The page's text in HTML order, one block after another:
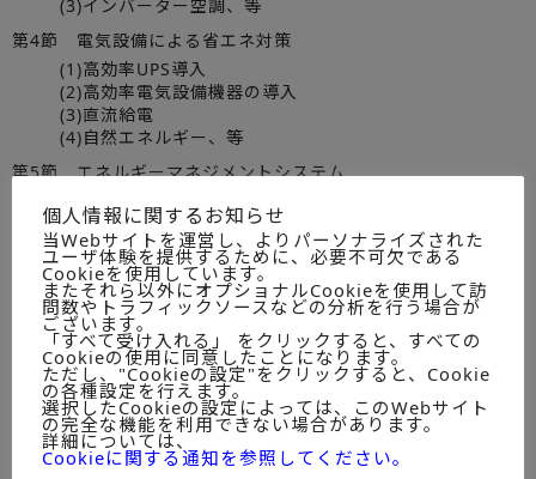
(3)インバーター空調、等
第4節 電気設備による省エネ対策
(1)高効率UPS導入
(2)高効率電気設備機器の導入
(3)直流給電
(4)自然エネルギー、等
第5節 エネルギーマネジメントシステム
(1)RACK内、マシンルームの電流、温度監視
(2)エネルギーマネジメント・ソフトの活用
(3)三次元温度分布計測
(4)FANや空調機の自動制御
(5)データセンター電力利用効率指標（PUE）の活用
第Ⅵ章 データセンター事業の市場環境
第1節 データセンター市場のサービス内容別市場
(1)ハウジングのみ
(2)システム基盤運用
(3)業務アプリケーション運用
(4)ASPサービス
個人情報に関するお知らせ
当Webサイトを運営し、よりパーソナライズされた
ユーザ体験を提供するために、必要不可欠である
Cookieを使用しています。
またそれら以外にオプショナルCookieを使用して訪
問数やトラフィックソースなどの分析を行う場合が
ございます。
「すべて受け入れる」 をクリックすると、すべての
Cookieの使用に同意したことになります。
ただし、"Cookieの設定"をクリックすると、Cookie
の各種設定を行えます。
選択したCookieの設定によっては、このWebサイト
の完全な機能を利用できない場合があります。
詳細については、
Cookieに関する通知を参照してください。